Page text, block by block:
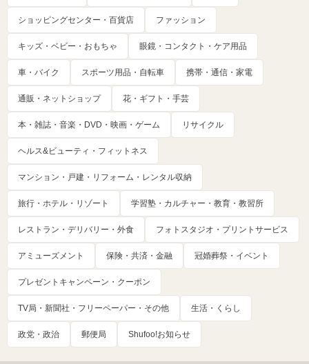
ショッピングセンター・百貨店 ファッション
キッズ・ベビー・おもちゃ 眼鏡・コンタクト・ケア用品
車・バイク スポーツ用品・自転車 携帯・通信・家電
通販・ネットショップ 花・ギフト・手芸
本・雑誌・音楽・DVD・映画・ゲーム リサイクル
ヘルス&ビューティ・フィットネス
マンション・戸建・リフォーム・レンタル収納
旅行・ホテル・リゾート 学習塾・カルチャー・教育・教習所
レストラン・デリバリー・外食 フォトスタジオ・プリントサービス
アミューズメント 保険・共済・金融 冠婚葬祭・イベント
プレゼントキャンペーン・クーポン
TV局・新聞社・フリーペーパー・その他 生活・くらし
政党・政治 郵便局 Shufoo!お知らせ